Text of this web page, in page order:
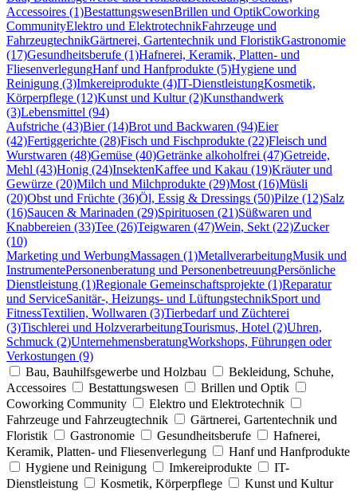
Accessoires (1)BestattungswesenBrillen und OptikCoworking
CommunityElektro und ElektrotechnikFahrzeuge und
FahrzeugtechnikGärtnerei, Gartentechnik und FloristikGastronomie
(17)Gesundheitsberufe (1)Hafnerei, Keramik, Platten- und
FliesenverlegungHanf und Hanfprodukte (5)Hygiene und
Reinigung (3)Imkereiprodukte (4)IT-DienstleistungKosmetik,
Körperpflege (12)Kunst und Kultur (2)Kunsthandwerk
(3)Lebensmittel (94)
Aufstriche (43)Bier (14)Brot und Backwaren (94)Eier
(42)Fertiggerichte (28)Fisch und Fischprodukte (22)Fleisch und
Wurstwaren (48)Gemüse (40)Getränke alkoholfrei (47)Getreide,
Mehl (43)Honig (24)InsektenKaffee und Kakau (19)Kräuter und
Gewürze (20)Milch und Milchprodukte (29)Most (16)Müsli
(20)Obst und Früchte (36)Öl, Essig & Dressings (50)Pilze (12)Salz
(16)Saucen & Marinaden (29)Spirituosen (21)Süßwaren und
Knabbereien (33)Tee (26)Teigwaren (47)Wein, Sekt (22)Zucker
(10)
Marketing und WerbungMassagen (1)MetallverarbeitungMusik und
InstrumentePersonenberatung und PersonenbetreuungPersönliche
Dienstleistung (1)Regionale Gemeinschaftsprojekte (1)Reparatur
und ServiceSanitär-, Heizungs- und LüftungstechnikSport und
FitnessTextilien, Wollwaren (3)Tierbedarf und Züchterei
(3)Tischlerei und HolzverarbeitungTourismus, Hotel (2)Uhren,
Schmuck (2)UnternehmensberatungWorkshops, Führungen oder
Verkostungen (9)
Bau, Bauhilfsgewerbe und Holzbau
Bekleidung, Schuhe,
Accessoires
Bestattungswesen
Brillen und Optik
Coworking Community
Elektro und Elektrotechnik
Fahrzeuge und Fahrzeugtechnik
Gärtnerei, Gartentechnik und
Floristik
Gastronomie Gesundheitsberufe
Hafnerei,
Keramik, Platten- und Fliesenverlegung
Hanf und Hanfprodukte
Hygiene und Reinigung
Imkereiprodukte
IT-
Dienstleistung
Kosmetik, Körperpflege
Kunst und Kultur